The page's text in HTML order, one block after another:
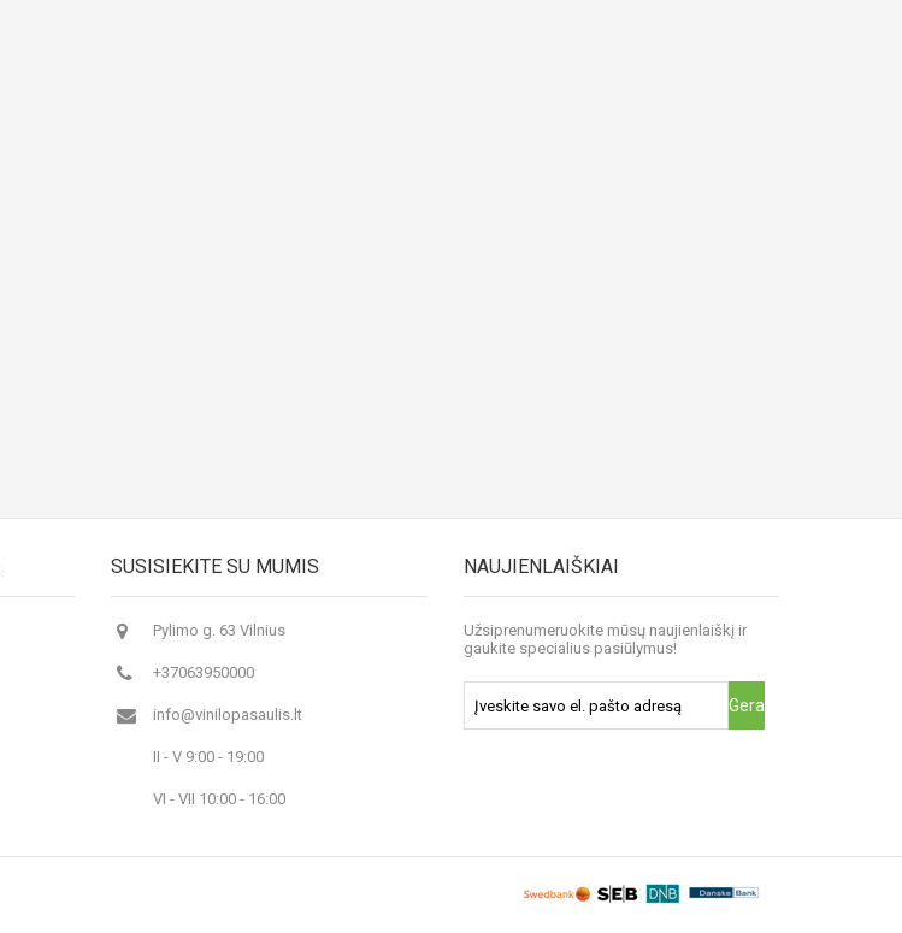
SUSISIEKITE SU MUMIS
Pylimo g. 63 Vilnius
+37063950000
info@vinilopasaulis.lt
II - V 9:00 - 19:00
VI - VII 10:00 - 16:00
NAUJIENLAIŠKIAI
Užsiprenumeruokite mūsų naujienlaiškį ir
gaukite specialius pasiūlymus!
Gerai